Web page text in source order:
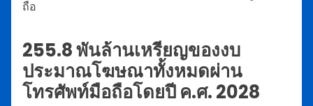
ถือ
255.8 พันล้านเหรียญของงบ
ประมาณโฆษณาทั้งหมดผ่าน
โทรศัพท์มือถือโดยปี ค.ศ. 2028